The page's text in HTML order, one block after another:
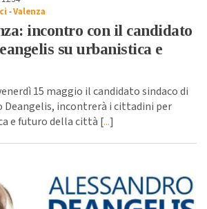
-Valenza
incontro con il candidato
su urbanistica e
15 maggio il candidato sindaco di
Deangelis, incontrerà i cittadini per
e futuro della città [...]